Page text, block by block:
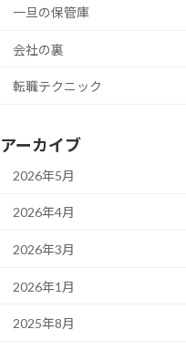
一旦の保管庫
会社の裏
転職テクニック
アーカイブ
2026年5月
2026年4月
2026年3月
2026年1月
2025年8月